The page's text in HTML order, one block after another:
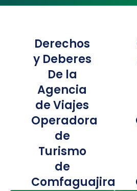
Derechos
y Deberes
De la
Agencia
de Viajes
Operadora
de
Turismo
de
Comfaguajira